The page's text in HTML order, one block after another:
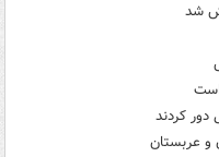
شد
است
دور کردند
و عربستان